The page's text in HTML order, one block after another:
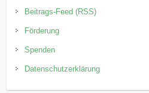
Beitrags-Feed (RSS)
Förderung
Spenden
Datenschutzerklärung